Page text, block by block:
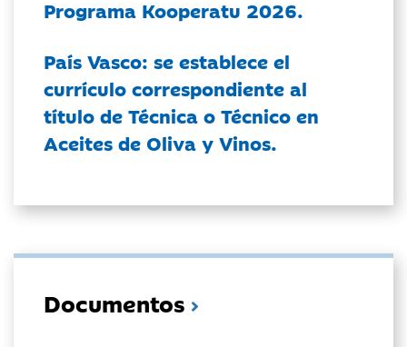
Programa Kooperatu 2026.
País Vasco: se establece el
currículo correspondiente al
título de Técnica o Técnico en
Aceites de Oliva y Vinos.
Documentos